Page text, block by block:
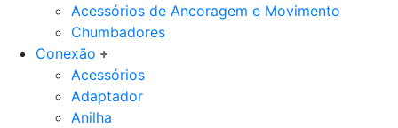
Acessórios de Ancoragem e Movimento
Chumbadores
Conexão
Acessórios
Adaptador
Anilha